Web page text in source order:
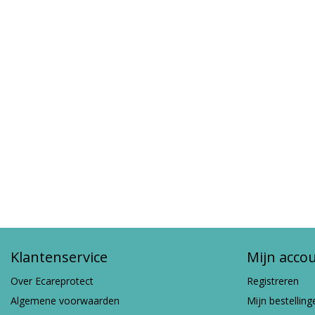
Klantenservice
Over Ecareprotect
Algemene voorwaarden
Mijn
Registreren
Mijn